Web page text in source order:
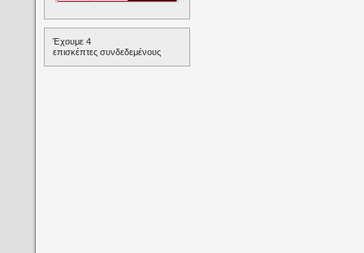
Έχουμε 4
επισκέπτες συνδεδεμένους